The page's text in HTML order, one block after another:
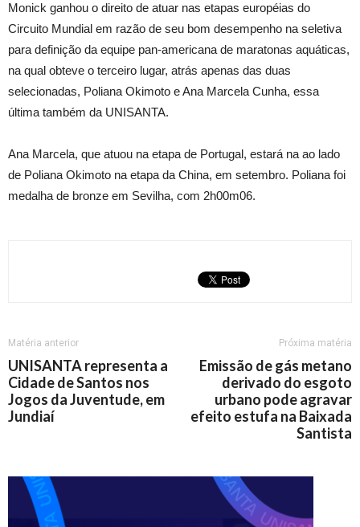
Monick ganhou o direito de atuar nas etapas européias do
Circuito Mundial em razão de seu bom desempenho na seletiva
para definição da equipe pan-americana de maratonas aquáticas,
na qual obteve o terceiro lugar, atrás apenas das duas
selecionadas, Poliana Okimoto e Ana Marcela Cunha, essa
última também da UNISANTA.
Ana Marcela, que atuou na etapa de Portugal, estará na ao lado
de Poliana Okimoto na etapa da China, em setembro. Poliana foi
medalha de bronze em Sevilha, com 2h00m06.
Matéria anterior
UNISANTA representa a
Cidade de Santos nos
Jogos da Juventude, em
Jundiaí
Próxima matéria
Emissão de gás metano
derivado do esgoto
urbano pode agravar
efeito estufa na Baixada
Santista